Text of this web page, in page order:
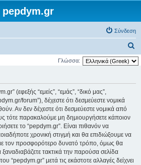
pepdym.gr
Σύνδεση
ν
Γλώσσα:
(εφεξής “εμείς”, “εμάς”, “δικό μας”,
forum”), δέχεστε ότι δεσμεύεστε νομικά
Αν δεν δέχεστε ότι δεσμεύεστε νομικά από
τότε παρακαλούμε μη δημιουργήσετε κάποιον
το “pepdym.gr”. Είναι πιθανόν να
χρονική στιγμή και θα επιδιώξουμε να
τον προσφορότερο δυνατό τρόπο, όμως θα
τακτικά την παρούσα σελίδα
“pepdym.gr” μετά τις εκάστοτε αλλαγές δείχνει